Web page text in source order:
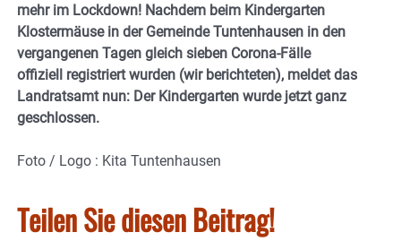
mehr im Lockdown! Nachdem beim Kindergarten
Klostermäuse in der Gemeinde Tuntenhausen in den
vergangenen Tagen gleich sieben Corona-Fälle
offiziell registriert wurden (wir berichteten), meldet das
Landratsamt nun: Der Kindergarten wurde jetzt ganz
geschlossen.
Foto / Logo : Kita Tuntenhausen
Teilen Sie diesen Beitrag!